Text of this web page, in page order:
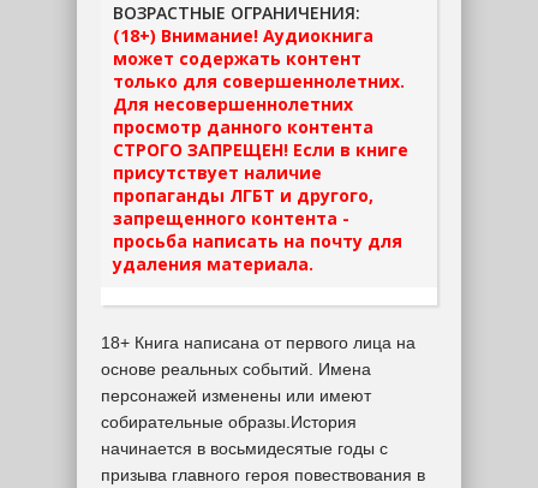
ВОЗРАСТНЫЕ ОГРАНИЧЕНИЯ:
(18+) Внимание! Аудиокнига
может содержать контент
только для совершеннолетних.
Для несовершеннолетних
просмотр данного контента
СТРОГО ЗАПРЕЩЕН! Если в книге
присутствует наличие
пропаганды ЛГБТ и другого,
запрещенного контента -
просьба написать на почту для
удаления материала.
18+ Книга написана от первого лица на
основе реальных событий. Имена
персонажей изменены или имеют
собирательные образы.История
начинается в восьмидесятые годы с
призыва главного героя повествования в